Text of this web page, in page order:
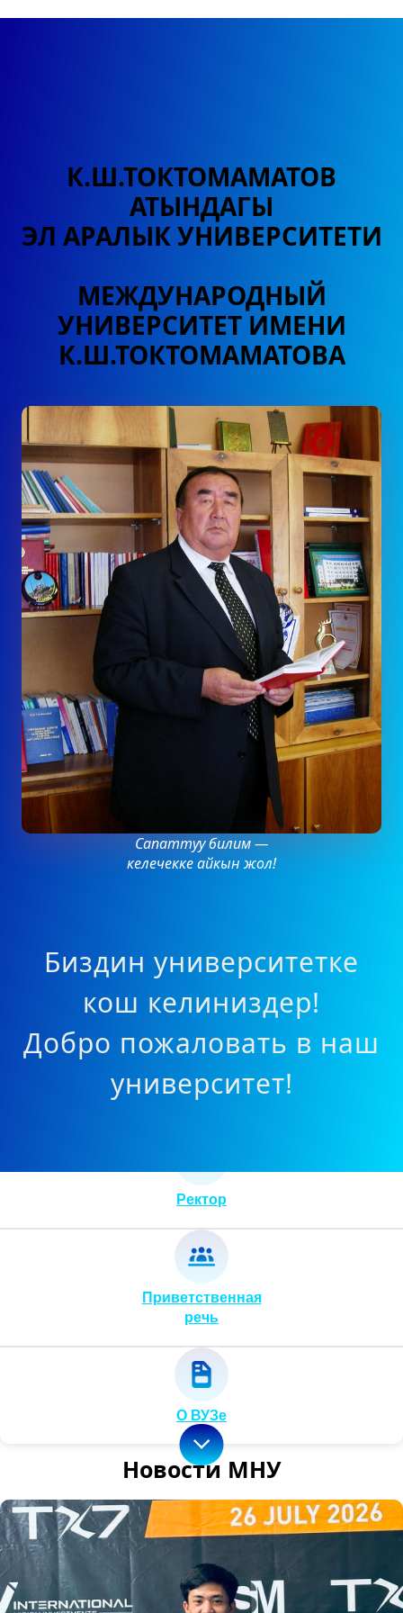
К.Ш.ТОКТОМАМАТОВ
АТЫНДАГЫ
ЭЛ АРАЛЫК УНИВЕРСИТЕТИ
МЕЖДУНАРОДНЫЙ
УНИВЕРСИТЕТ ИМЕНИ
К.Ш.ТОКТОМАМАТОВА
Сапаттуу билим —
келечекке айкын жол!
Биздин университетке
кош келиниздер!
Добро пожаловать в наш
университет!
Ректор
Приветственная
речь
О ВУЗе
Новости МНУ